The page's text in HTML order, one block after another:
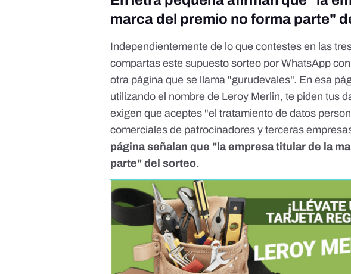
marca del premio no forma parte"
Independientemente de lo que contestes en las
compartas este supuesto sorteo por WhatsApp
otra página que se llama "gurudevales". En esa
utilizando el nombre de Leroy Merlin, te piden tus
exigen que aceptes "el tratamiento de datos
comerciales de patrocinadores y terceras
página señalan que "la empresa titular de la
parte" del sorteo.